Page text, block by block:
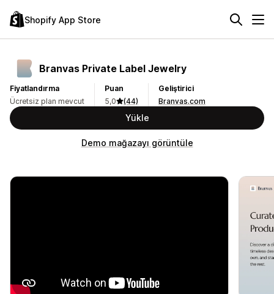
Shopify App Store
Branvas Private Label Jewelry
Fiyatlandırma
Ücretsiz plan mevcut
Puan
5,0
(44)
Geliştirici
Branvas.com
Yükle
Demo mağazayı görüntüle